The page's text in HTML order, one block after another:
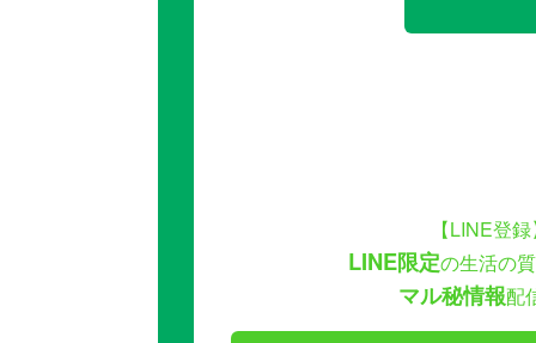
【LINE登
LINE限定の生活の
マル秘情報配